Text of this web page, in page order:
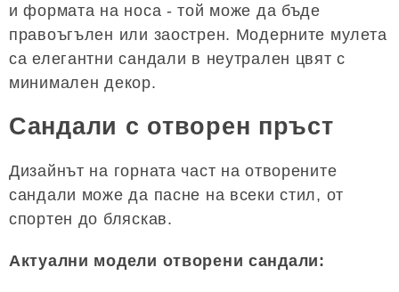
и формата на носа - той може да бъде
правоъгълен или заострен. Модерните мулета
са елегантни сандали в неутрален цвят с
минимален декор.
Сандали с отворен пръст
Дизайнът на горната част на отворените
сандали може да пасне на всеки стил, от
спортен до бляскав.
Актуални модели отворени сандали: